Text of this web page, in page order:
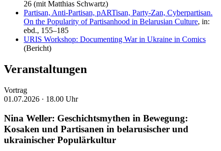
26 (mit Matthias Schwartz)
Partisan, Anti-Partisan, pARTisan, Party-Zan, Cyberpartisan.
On the Popularity of Partisanhood in Belarusian Culture, in:
ebd., 155–185
URIS Workshop: Documenting War in Ukraine in Comics
(Bericht)
Veranstaltungen
Vortrag
01.07.2026 · 18.00 Uhr
Nina Weller: Geschichtsmythen in Bewegung:
Kosaken und Partisanen in belarusischer und
ukrainischer Populärkultur